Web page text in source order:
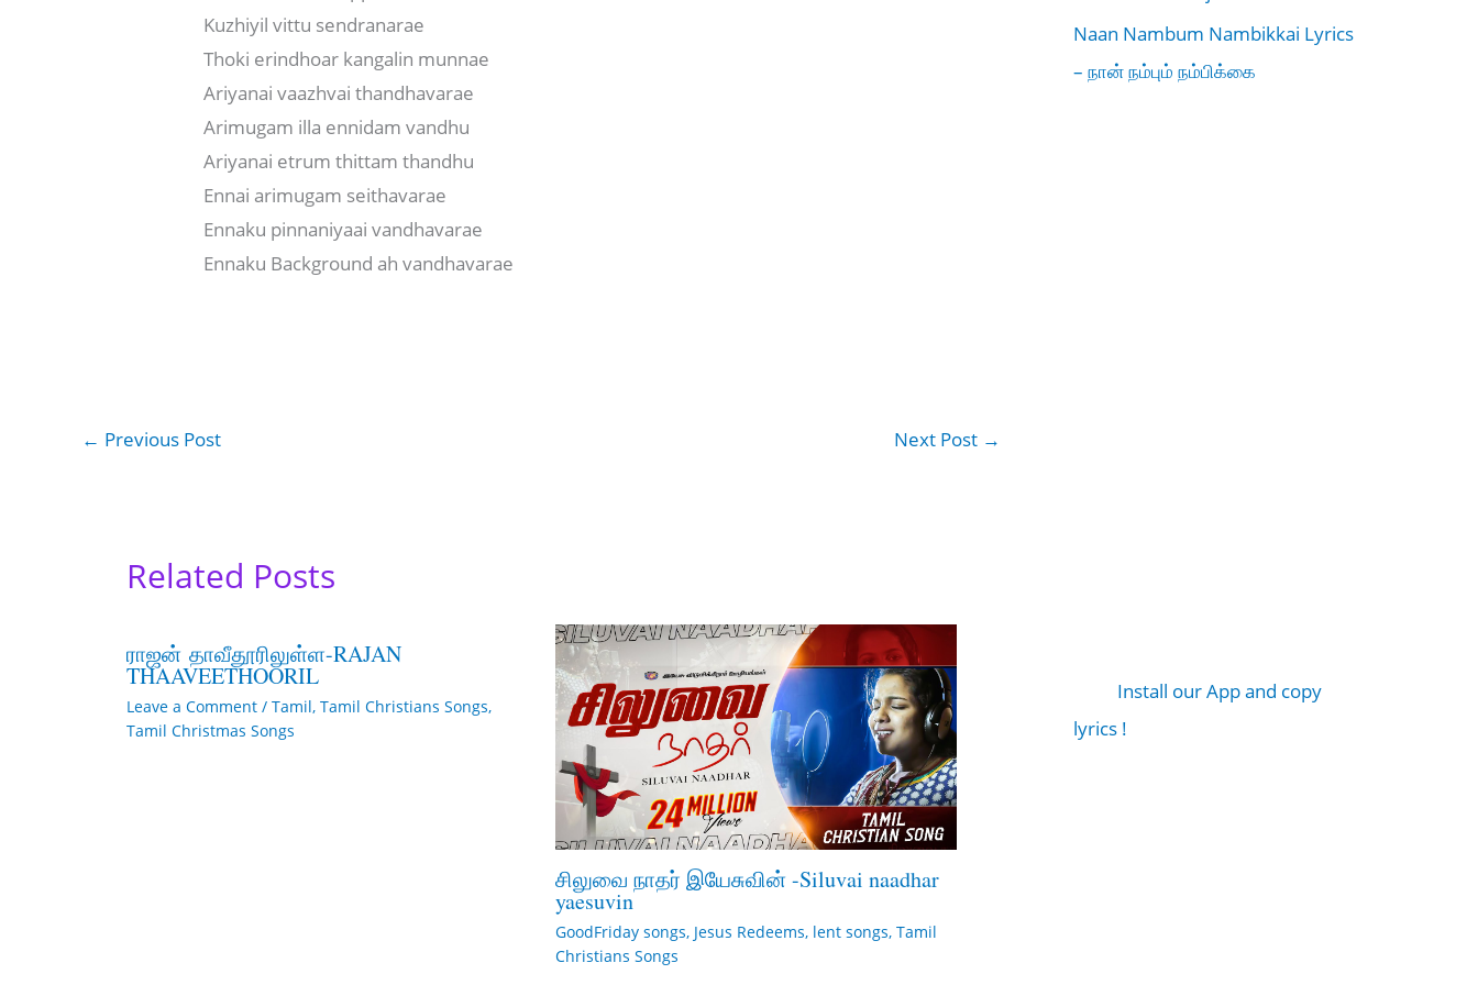
Kuzhiyil vittu sendranarae
Thoki erindhoar kangalin munnae
Ariyanai vaazhvai thandhavarae
Arimugam illa ennidam vandhu
Ariyanai etrum thittam thandhu
Ennai arimugam seithavarae
Ennaku pinnaniyaai vandhavarae
Ennaku Background ah vandhavarae
← Previous Post Next Post →
Related Posts
ராஜன் தாவீதூரிலுள்ள-RAJAN
THAAVEETHOORIL
Leave a Comment / Tamil, Tamil Christians Songs,
Tamil Christmas Songs
சிலுவை நாதர் இயேசுவின் -Siluvai naadhar
yaesuvin
GoodFriday songs, Jesus Redeems, lent songs, Tamil
Christians Songs
Naan Nambum Nambikkai Lyrics
– நான் நம்பும் நம்பிக்கை
Install our App and copy
lyrics !